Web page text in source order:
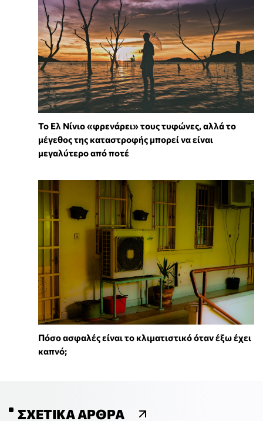
Το Ελ Νίνιο «φρενάρει» τους τυφώνες, αλλά το
μέγεθος της καταστροφής μπορεί να είναι
μεγαλύτερο από ποτέ
Πόσο ασφαλές είναι το κλιματιστικό όταν έξω έχει
καπνό;
ΣΧΕΤΙΚΆ ΆΡΘΡΑ